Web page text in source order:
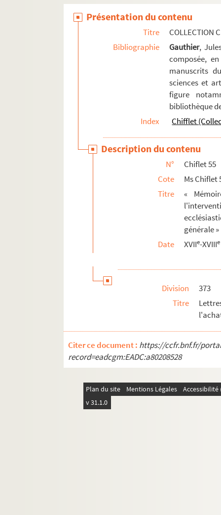
Présentation du contenu
Titre
COLLECTION
Bibliographie
Gauthier,
composée,
manuscrits
sciences et
figure
bibliothèque
Index
Chifflet
Description du contenu
N°
Chiflet 55
Cote
Ms Chiflet
Titre
«
générale »
Date
XVIIe-XVIIIe
Division
373
Titre
Citer ce document : https://ccfr.bnf.fr/
record=eadcgm:EADC:a80208528
Plan du site Mentions Légales
v 31.1.0